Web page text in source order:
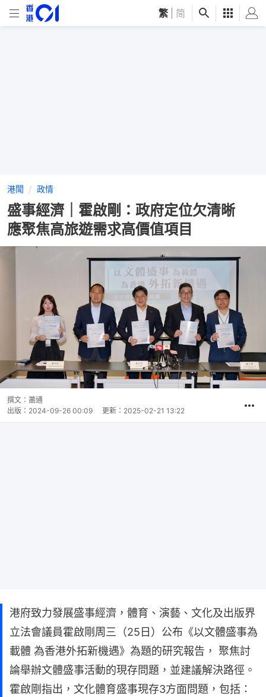
繁 简
港聞 政情
盛事經濟｜霍啟剛：政府定位欠清晰
應聚焦高旅遊需求高價值項目
撰文： 蕭通
出版： 2024-09-26 00:09 更新： 2025-02-21 13:22
港府致力發展盛事經濟，體育、演藝、文化及出版界
立法會議員霍啟剛周三（25日）公布《以文體盛事為
載體 為香港外拓新機遇》為題的研究報告， 聚焦討
論舉辦文體盛事活動的現存問題，並建議解決路徑。
霍啟剛指出，文化體育盛事現存3方面問題，包括：